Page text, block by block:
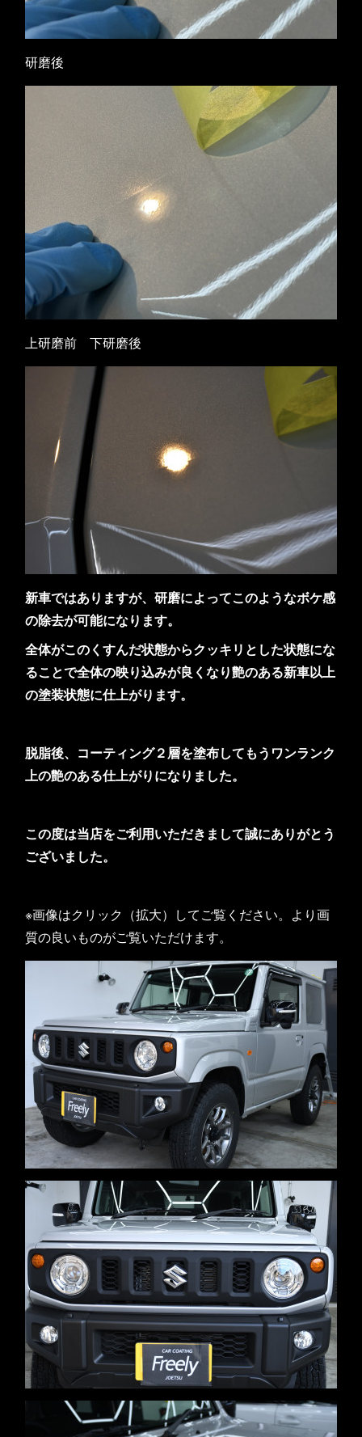
研磨後
上研磨前 下研磨後
新車ではありますが、研磨によってこのようなボケ感
の除去が可能になります。
全体がこのくすんだ状態からクッキリとした状態にな
ることで全体の映り込みが良くなり艶のある新車以上
の塗装状態に仕上がります。
脱脂後、コーティング２層を塗布してもうワンランク
上の艶のある仕上がりになりました。
この度は当店をご利用いただきまして誠にありがとう
ございました。
※画像はクリック（拡大）してご覧ください。より画
質の良いものがご覧いただけます。